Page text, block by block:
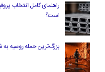
راهنمای کامل انتخاب
است؟
بزرگ‌ترین حمله روسیه به